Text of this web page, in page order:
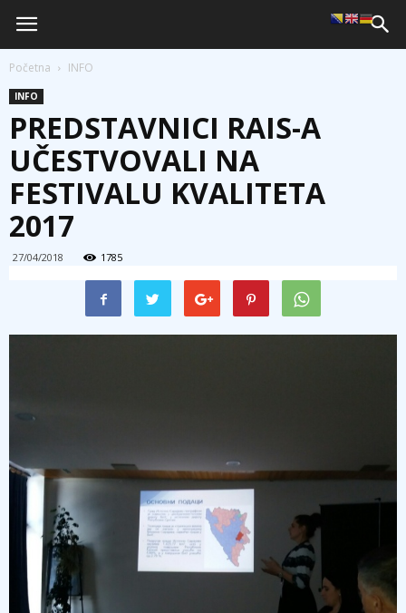
Početna INFO
INFO
PREDSTAVNICI RAIS-A
UČESTVOVALI NA
FESTIVALU KVALITETA
2017
27/04/2018 1785